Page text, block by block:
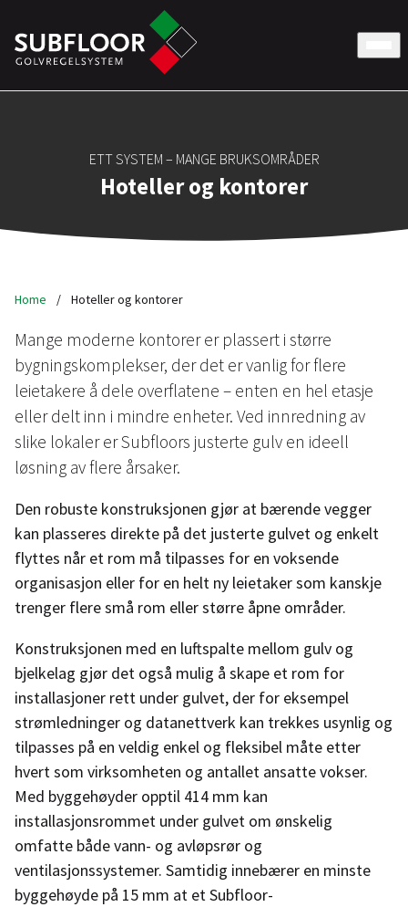
ETT SYSTEM – MANGE BRUKSOMRÅDER
Hoteller og kontorer
Home / Hoteller og kontorer
Mange moderne kontorer er plassert i større
bygningskomplekser, der det er vanlig for flere
leietakere å dele overflatene – enten en hel etasje
eller delt inn i mindre enheter. Ved innredning av
slike lokaler er Subfloors justerte gulv en ideell
løsning av flere årsaker.
Den robuste konstruksjonen gjør at bærende vegger
kan plasseres direkte på det justerte gulvet og enkelt
flyttes når et rom må tilpasses for en voksende
organisasjon eller for en helt ny leietaker som kanskje
trenger flere små rom eller større åpne områder.
Konstruksjonen med en luftspalte mellom gulv og
bjelkelag gjør det også mulig å skape et rom for
installasjoner rett under gulvet, der for eksempel
strømledninger og datanettverk kan trekkes usynlig og
tilpasses på en veldig enkel og fleksibel måte etter
hvert som virksomheten og antallet ansatte vokser.
Med byggehøyder opptil 414 mm kan
installasjonsrommet under gulvet om ønskelig
omfatte både vann- og avløpsrør og
ventilasjonssystemer. Samtidig innebærer en minste
byggehøyde på 15 mm at et Subfloor-